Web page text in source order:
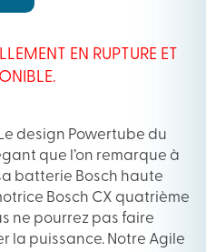
EN RUPTURE ET
design Powertube du
que l’on remarque à
batterie Bosch haute
Bosch CX quatrième
ne pourrez pas faire
la puissance. Notre Agile